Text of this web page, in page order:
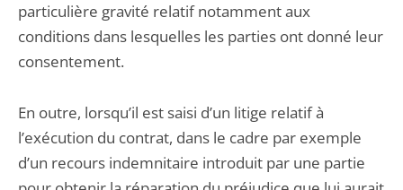
particulière gravité relatif notamment aux
conditions dans lesquelles les parties ont donné leur
consentement.
En outre, lorsqu’il est saisi d’un litige relatif à
l’exécution du contrat, dans le cadre par exemple
d’un recours indemnitaire introduit par une partie